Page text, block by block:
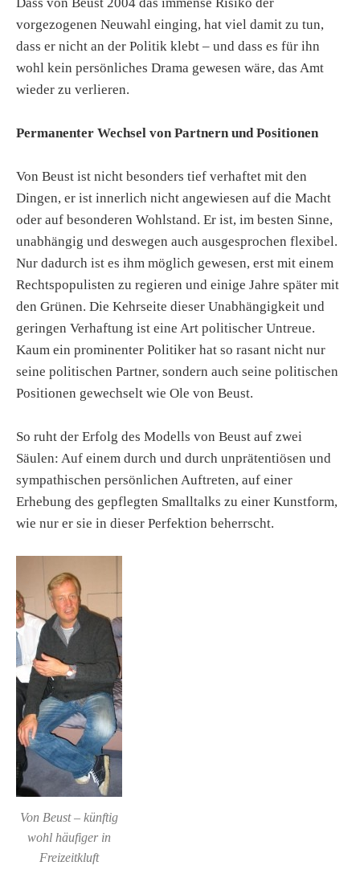
vorgezogenen Neuwahl einging, hat viel damit zu tun,
dass er nicht an der Politik klebt – und dass es für ihn
wohl kein persönliches Drama gewesen wäre, das Amt
wieder zu verlieren.
Permanenter Wechsel von Partnern und Positionen
Von Beust ist nicht besonders tief verhaftet mit den
Dingen, er ist innerlich nicht angewiesen auf die Macht
oder auf besonderen Wohlstand. Er ist, im besten Sinne,
unabhängig und deswegen auch ausgesprochen flexibel.
Nur dadurch ist es ihm möglich gewesen, erst mit einem
Rechtspopulisten zu regieren und einige Jahre später mit
den Grünen. Die Kehrseite dieser Unabhängigkeit und
geringen Verhaftung ist eine Art politischer Untreue.
Kaum ein prominenter Politiker hat so rasant nicht nur
seine politischen Partner, sondern auch seine politischen
Positionen gewechselt wie Ole von Beust.
So ruht der Erfolg des Modells von Beust auf zwei
Säulen: Auf einem durch und durch unprätentiösen und
sympathischen persönlichen Auftreten, auf einer
Erhebung des gepflegten Smalltalks zu einer Kunstform,
wie nur er sie in dieser Perfektion beherrscht.
Von Beust – künftig
wohl häufiger in
Freizeitkluft